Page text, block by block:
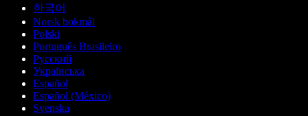
한국어
Norsk bokmål
Polski
Português Brasileiro
Русский
Українська
Español
Español (México)
Svenska